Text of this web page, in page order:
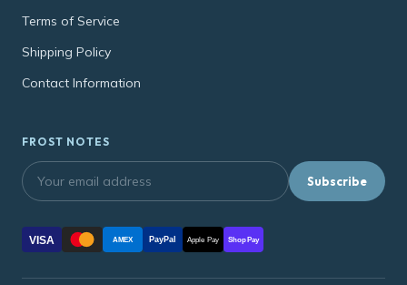
Terms of Service
Shipping Policy
Contact Information
FROST NOTES
Subscribe
VISA AMEX PayPal Apple Pay Shop Pay